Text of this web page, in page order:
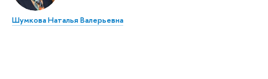
Шумкова Наталья Валерьевна